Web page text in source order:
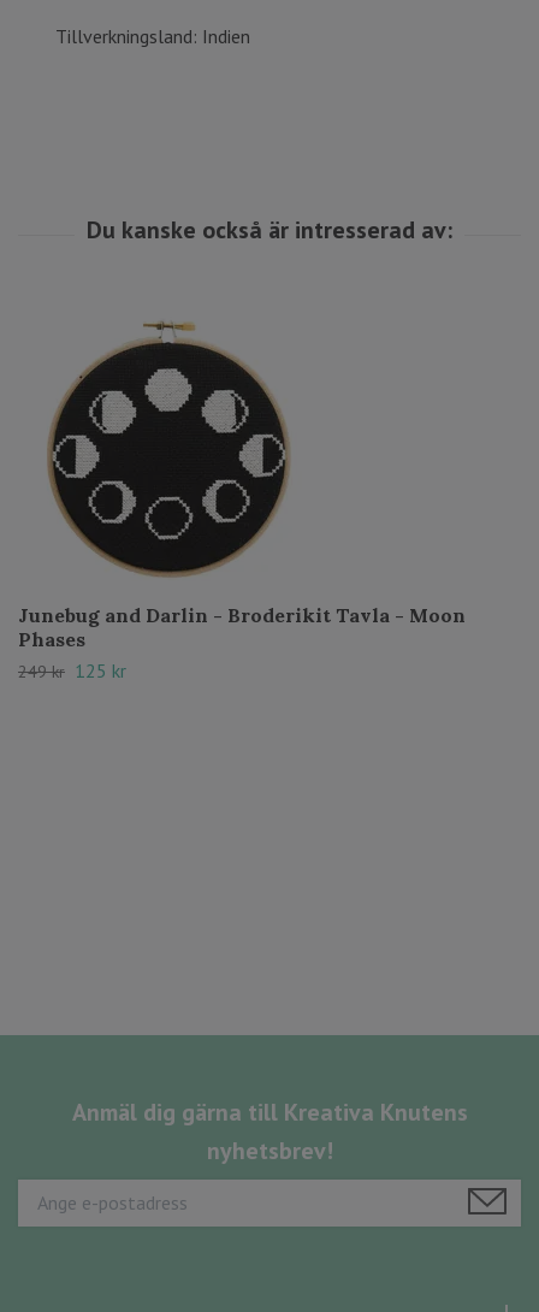
Tillverkningsland: Indien
Junebug and Darlin - Broderikit Tavla - Moon
Phases
249 kr 125 kr
Anmäl dig gärna till Kreativa Knutens
nyhetsbrev!